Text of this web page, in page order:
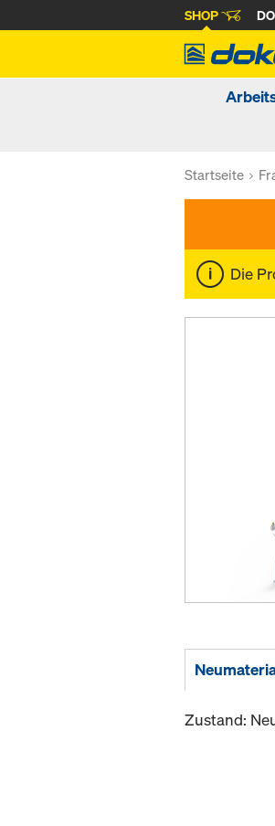
SHOP
Startseite
Die
Zustand: